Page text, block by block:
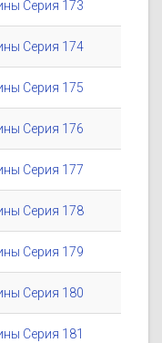
Серия 173
Серия 174
Серия 175
Серия 176
Серия 177
Серия 178
Серия 179
Серия 180
Серия 181